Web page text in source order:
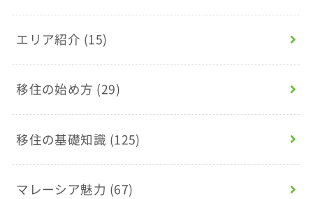
エリア紹介 (15)
移住の始め方 (29)
移住の基礎知識 (125)
マレーシア魅力 (67)